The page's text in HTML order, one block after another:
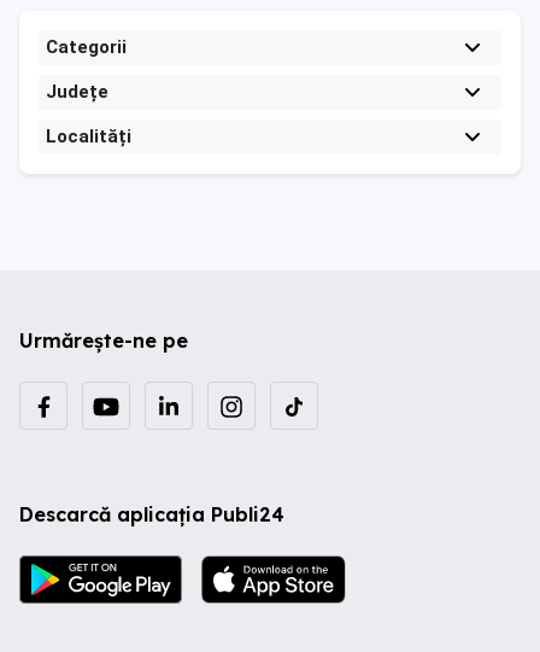
Categorii
Județe
Localități
Urmărește-ne pe
Descarcă aplicația Publi24